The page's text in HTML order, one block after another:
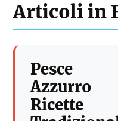
Articoli in
Pesce
Azzurro
Ricette